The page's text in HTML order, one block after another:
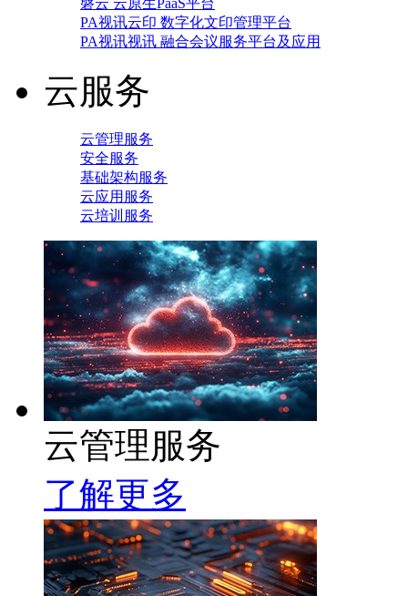
磐云 云原生PaaS平台
PA视讯云印 数字化文印管理平台
PA视讯视讯 融合会议服务平台及应用
云服务
云管理服务
安全服务
基础架构服务
云应用服务
云培训服务
云管理服务
了解更多